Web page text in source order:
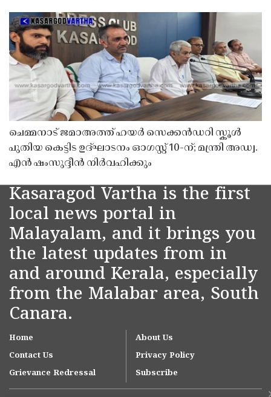
ചെമ്മനാട് ജമാഅത്ത് ഹയർ സെക്കൻഡറി സ്കൂൾ
പുതിയ കെട്ടിട ഉദ്ഘാടനം ഓഗസ്റ്റ് 10-ന്; മന്ത്രി അഡ്വ.
എൻ ഷംസുദ്ദീൻ നിർവഹിക്കും
Kasaragod Vartha is the first
local news portal in
Malayalam, and it brings you
the latest updates from in
and around Kerala, especially
from the Malabar area, South
Canara.
Home
About Us
Contact Us
Privacy Policy
Grievance Redressal
Subscribe